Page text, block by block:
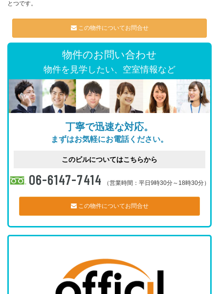
とつです。
この物件についてお問合せ
物件のお問い合わせ
物件を見学したい、空室情報など
丁寧で迅速な対応。
まずはお気軽にお電話ください。
このビルについてはこちらから
06-6147-7414 （営業時間：平日9時30分～18時30分）
この物件についてお問合せ